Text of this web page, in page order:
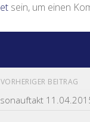
sein, um einen
VORHERIGER BEITRAG